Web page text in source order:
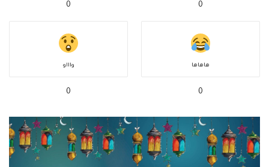
0
0
هاهاها
0
واااو
0